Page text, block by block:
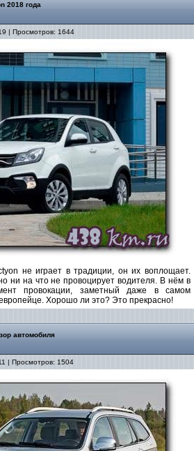
2018 года
| Просмотров: 1644
не играет в традиции, он их воплощает.
ни на что не провоцирует водителя. В нём в
провокации, заметный даже в самом
Хорошо ли это? Это прекрасно!
автомобиля
| Просмотров: 1504